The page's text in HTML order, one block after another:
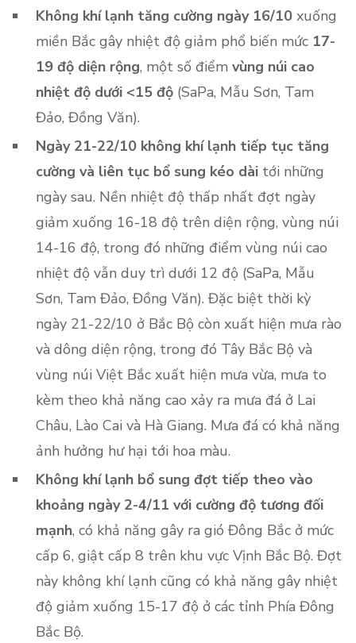
Không khí lạnh tăng cường ngày 16/10 xuống
miền Bắc gây nhiệt độ giảm phổ biến mức 17-
19 độ diện rộng, một số điểm vùng núi cao
nhiệt độ dưới <15 độ (SaPa, Mẫu Sơn, Tam
Đảo, Đồng Văn).
Ngày 21-22/10 không khí lạnh tiếp tục tăng
cường và liên tục bổ sung kéo dài tới những
ngày sau. Nền nhiệt độ thấp nhất đợt ngày
giảm xuống 16-18 độ trên diện rộng, vùng núi
14-16 độ, trong đó những điểm vùng núi cao
nhiệt độ vẫn duy trì dưới 12 độ (SaPa, Mẫu
Sơn, Tam Đảo, Đồng Văn). Đặc biệt thời kỳ
ngày 21-22/10 ở Bắc Bộ còn xuất hiện mưa rào
và dông diện rộng, trong đó Tây Bắc Bộ và
vùng núi Việt Bắc xuất hiện mưa vừa, mưa to
kèm theo khả năng cao xảy ra mưa đá ở Lai
Châu, Lào Cai và Hà Giang. Mưa đá có khả năng
ảnh hưởng hư hại tới hoa màu.
Không khí lạnh bổ sung đợt tiếp theo vào
khoảng ngày 2-4/11 với cường độ tương đối
mạnh, có khả năng gây ra gió Đông Bắc ở mức
cấp 6, giật cấp 8 trên khu vực Vịnh Bắc Bộ. Đợt
này không khí lạnh cũng có khả năng gây nhiệt
độ giảm xuống 15-17 độ ở các tỉnh Phía Đông
Bắc Bộ.